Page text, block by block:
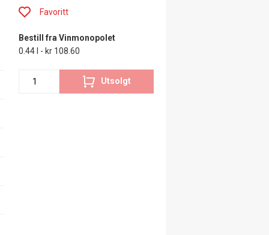
Favoritt
Bestill fra Vinmonopolet
0.44 l - kr 108.60
Utsolgt